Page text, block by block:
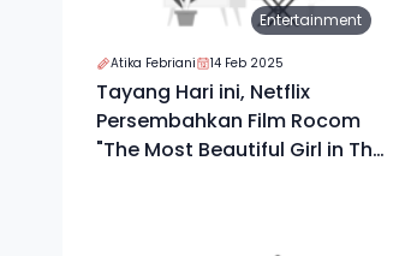
Entertainment
Atika Febriani 14 Feb 2025
Tayang Hari ini, Netflix
Persembahkan Film Rocom
"The Most Beautiful Girl in The